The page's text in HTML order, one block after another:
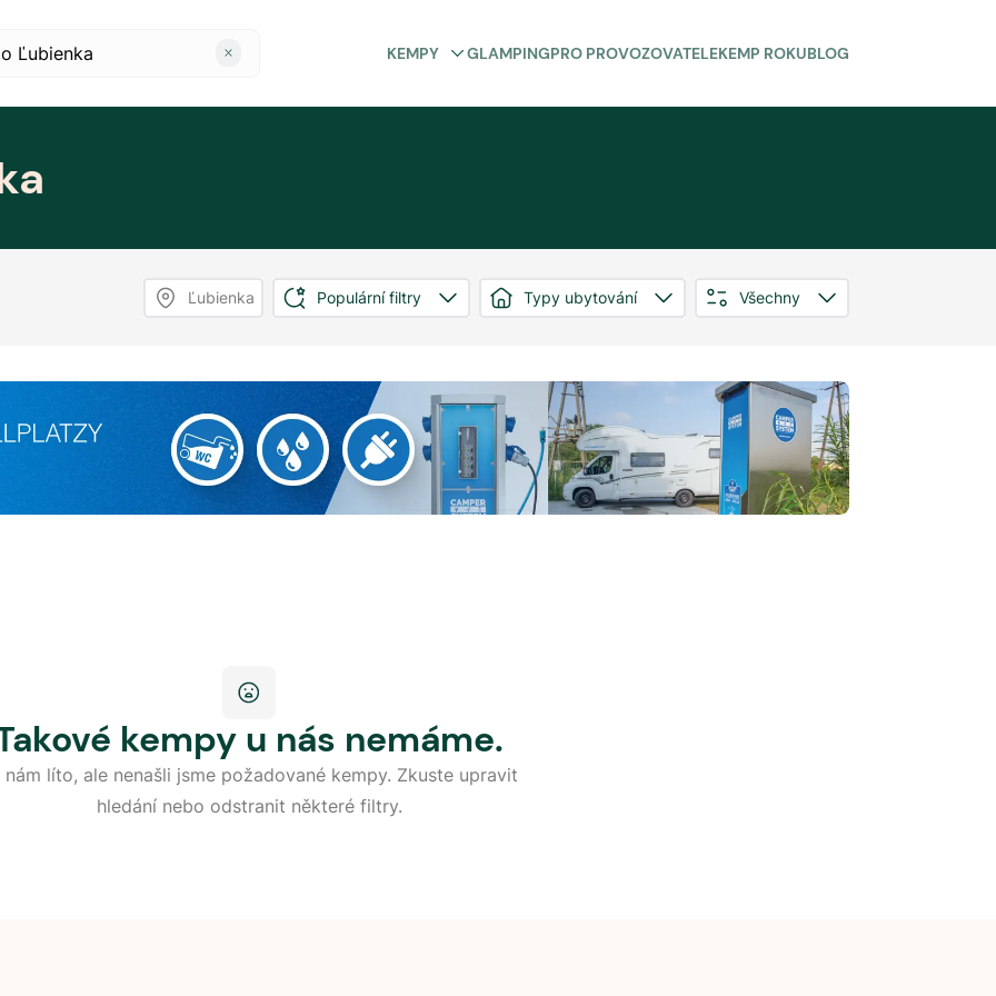
KEMPY GLAMPINGPRO PROVOZOVATELEKEMP ROKUBLOG
Ľubienka Populární filtry Typy ubytování Všechny
kempy u nás nemáme.
nám líto, ale nenašli jsme požadované kempy. Zkuste upravit
hledání nebo odstranit některé filtry.